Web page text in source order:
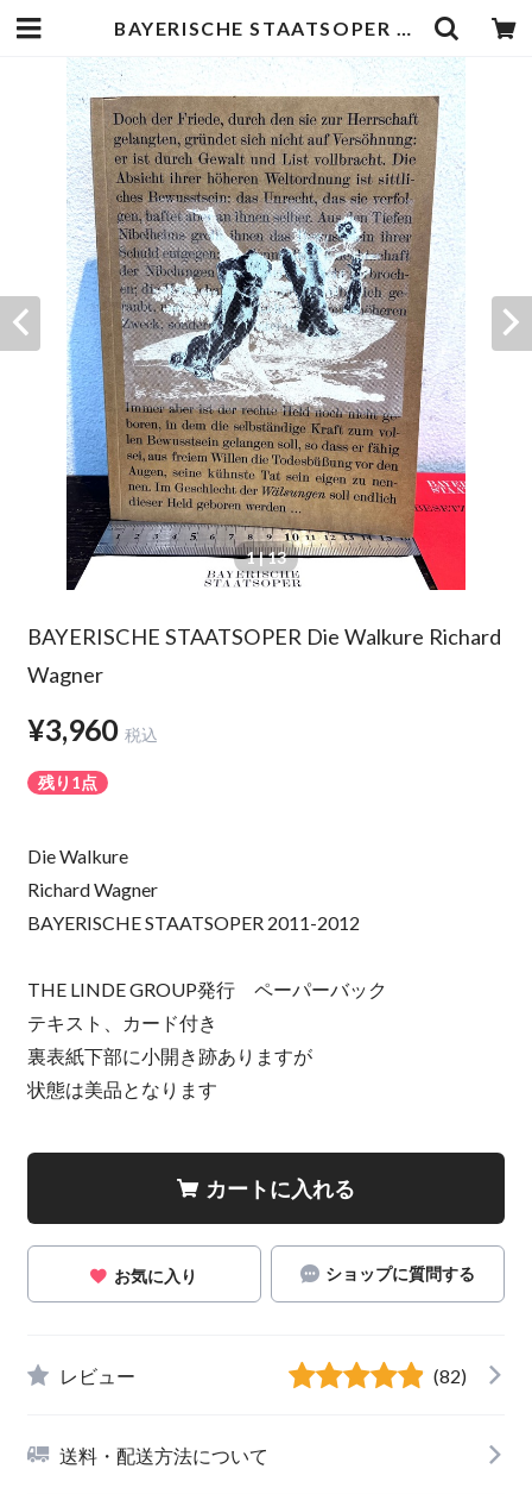
BAYERISCHE STAATSOPER Die Walkure Richard Wagner | zbooks
1| 13
BAYERISCHE STAATSOPER Die Walkure Richard
Wagner
¥3,960 税込
残り1点
Die Walkure
Richard Wagner
BAYERISCHE STAATSOPER 2011-2012
THE LINDE GROUP発行 ペーパーバック
テキスト、カード付き
裏表紙下部に小開き跡ありますが
状態は美品となります
カートに入れる
お気に入り ショップに質問する
レビュー (82)
送料・配送方法について